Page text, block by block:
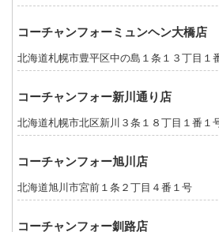
コーチャンフォーミュンヘン大橋店
北海道札幌市豊平区中の島１条１３丁目１
コーチャンフォー新川通り店
北海道札幌市北区新川３条１８丁目１番１
コーチャンフォー旭川店
北海道旭川市宮前１条２丁目４番１号
コーチャンフォー釧路店